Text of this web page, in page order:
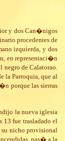
y dos Can�nigos
procedentes de
izquierda, y dos
en representaci�n
negro de Calatorao.
la Parroquia, que al
porque las sierras
la nueva iglesia
13 fue trasladado el
su nicho provisional
pas� a la